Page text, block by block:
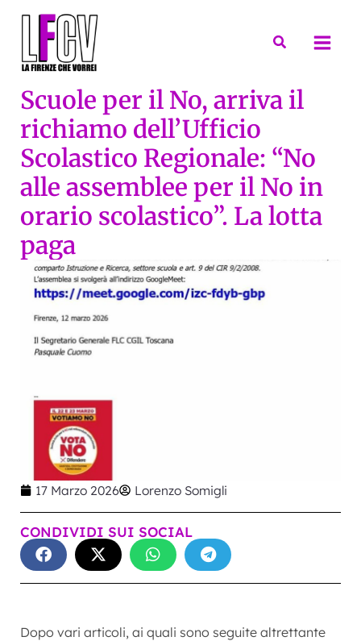
Cerca
Scuole per il No, arriva il
richiamo dell’Ufficio
Scolastico Regionale: “No
alle assemblee per il No in
orario scolastico”. La lotta
paga
17 Marzo 2026 Lorenzo Somigli
CONDIVIDI SUI SOCIAL
Dopo vari articoli, ai quali sono seguite altrettante